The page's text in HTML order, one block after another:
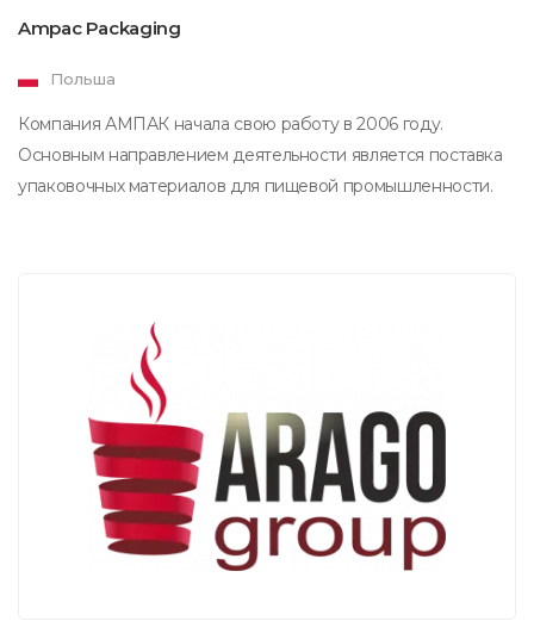
Ampac Packaging
Польша
Компания АМПАК начала свою работу в 2006 году.
Основным направлением деятельности является поставка
упаковочных материалов для пищевой промышленности.